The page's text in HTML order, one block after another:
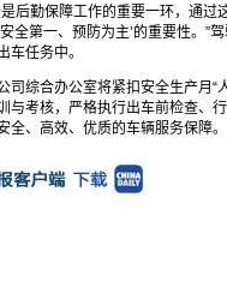
是后勤保障工作的重要一环，通
全第一、预防为主’的重要性。
车任务中。
司综合办公室将紧扣安全生产月
与考核，严格执行出车前检查、
全、高效、优质的车辆服务保障。